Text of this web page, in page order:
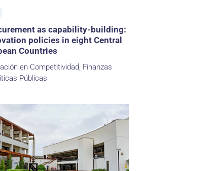
as capability-building:
policies in eight Central
Countries
en Competitividad, Finanzas
Públicas